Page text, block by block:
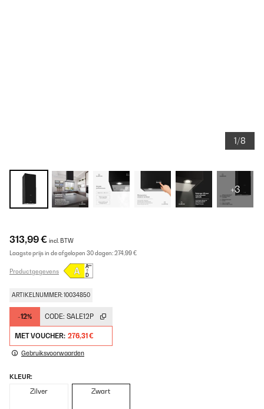
1/8
+3
313,99 € incl. BTW
Laagste prijs in de afgelopen 30 dagen:274,99 €
Productgegevens
ARTIKELNUMMER: 10034850
-12% CODE: SALE12P
MET VOUCHER: 276,31 €
Gebruiksvoorwaarden
KLEUR:
Zilver Zwart